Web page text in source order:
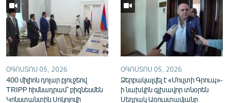
ՕԳՈՍՏՈՍ 05, 2026
400 միլիոն դոլար բյուջեով
TRIPP հիմնադրամ՝ բիզնեսմեն
Կոնստանտին Սոկոլովի
ՕԳՈՍՏՈՍ 05, 2026
Ձերբակալվել է «Մուլտի Գրուպ»-
ի նախկին գլխավոր տնօրեն
Սեդրակ Առուստամյանը